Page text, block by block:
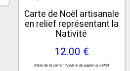
Carte de Noël artisanale
en relief représentant la
Nativité
12.00 €
Style de la carte : Théâtre de papier en relief